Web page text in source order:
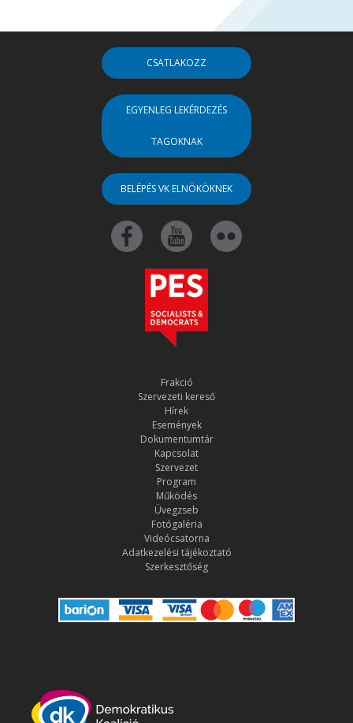
CSATLAKOZZ
EGYENLEG LEKÉRDEZÉS
TAGOKNAK
BELÉPÉS VK ELNÖKÖKNEK
Frakció
Szervezeti kereső
Hírek
Események
Dokumentumtár
Kapcsolat
Szervezet
Program
Működés
Üvegzseb
Fotógaléria
Videócsatorna
Adatkezelési tájékoztató
Szerkesztőség